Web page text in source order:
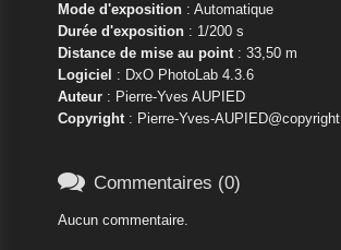
Mode d'exposition: Automatique
Durée d'exposition: 1/200 s
Distance de mise au point: 33,50 m
Logiciel : DxO PhotoLab 4.3.6
Auteur: Pierre-Yves AUPIED
Copyright: Pierre-Yves-AUPIED@copyright
 Commentaires (0)
Aucun commentaire.